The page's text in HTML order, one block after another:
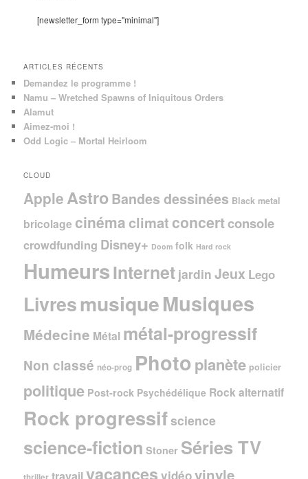
[newsletter_form type="minimal"]
ARTICLES RÉCENTS
Demandez le programme !
Namu – Wretched Spawns of Iniquitous Orders
Alamut
Aimez-moi !
Odd Logic – Mortal Heirloom
CLOUD
Apple AstroBandes dessinées Black metal
bricolage cinéma climat concertconsole
crowdfunding Disney+ Doom folk Hard rock
HumeursInternet jardin Jeux Lego
LivresmusiqueMusiques
Médecine Métal métal-progressif
Non classé néo-prog Photo planète policier
politique Post-rock Psychédélique Rock alternatif
Rock progressifscience
science-fiction Stoner Séries TV
travail vacances vidéovinyle